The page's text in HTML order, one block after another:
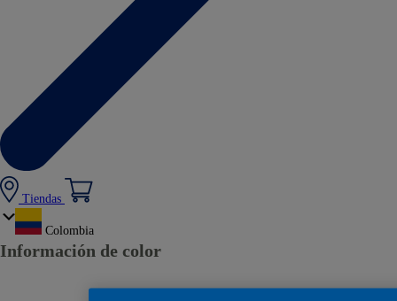
Tiendas
Colombia
Información de color